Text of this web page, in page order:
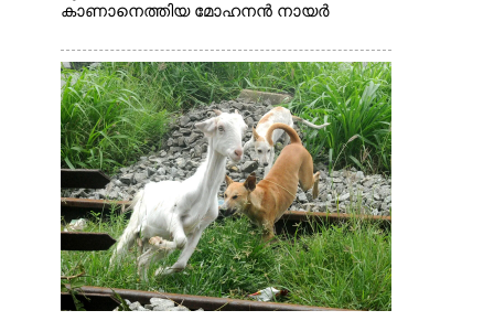
കാണാനെത്തിയ മോഹനൻ നായർ